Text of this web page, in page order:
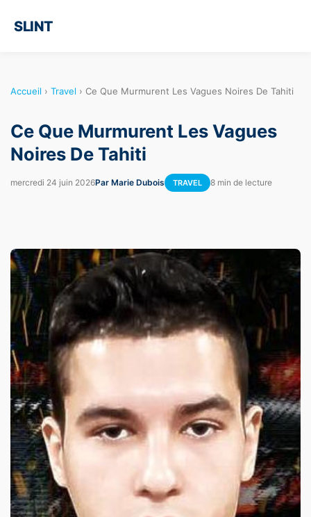
SLINT
Accueil › Travel › Ce Que Murmurent Les Vagues Noires De Tahiti
Ce Que Murmurent Les Vagues
Noires De Tahiti
mercredi 24 juin 2026Par Marie Dubois TRAVEL 8 min de lecture